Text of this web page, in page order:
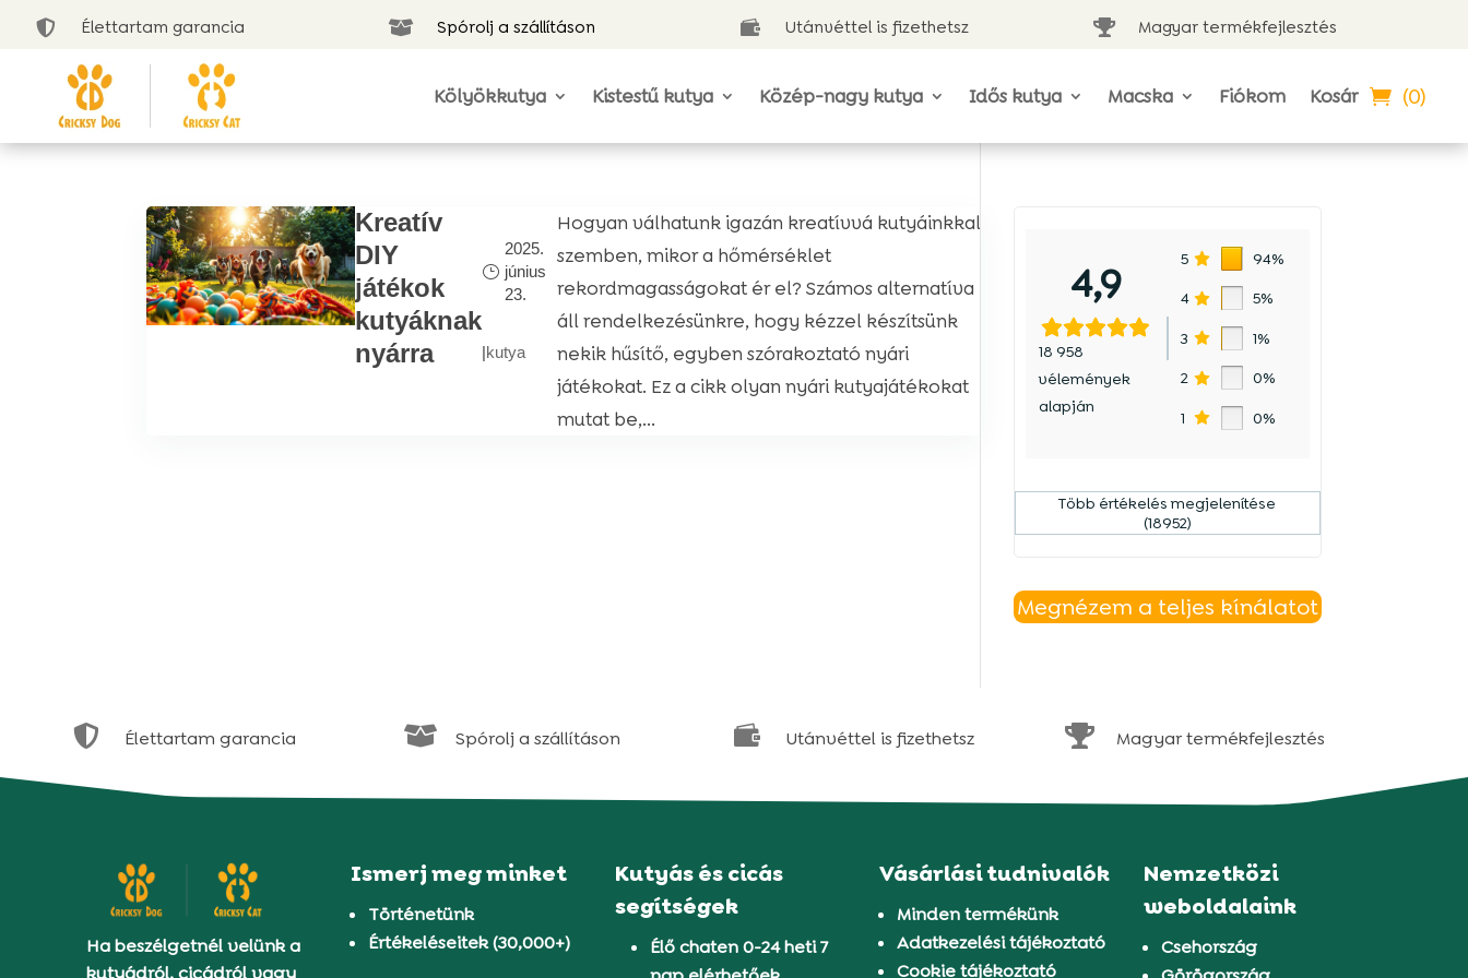
 Élettartam garancia  Spórolj a szállításon  Utánvéttel is fizethetsz  Magyar termékfejlesztés
Kölyökkutya Kistestű kutya Közép-nagy kutya Idős kutya Macska Fiókom Kosár (0)
Kreatív
DIY
játékok
kutyáknak
nyárra
2025.
június
23.
|kutya
Hogyan válhatunk igazán kreatívvá kutyáinkkal
szemben, mikor a hőmérséklet
rekordmagasságokat ér el? Számos alternatíva
áll rendelkezésünkre, hogy kézzel készítsünk
nekik hűsítő, egyben szórakoztató nyári
játékokat. Ez a cikk olyan nyári kutyajátékokat
mutat be,...
4,9
18 958
vélemények
alapján
5 94%
4 5%
3 1%
2 0%
1 0%
Több értékelés megjelenítése
(18952)
Megnézem a teljes kínálatot
 Élettartam garancia  Spórolj a szállításon  Utánvéttel is fizethetsz  Magyar termékfejlesztés
Ha beszélgetnél velünk a
kutyádról, cicádról vagy
Ismerj meg minket
Történetünk
Értékeléseitek (30,000+)
Kutyás és cicás
segítségek
Élő chaten 0-24 heti 7
Vásárlási tudnivalók
Minden termékünk
Adatkezelési tájékoztató
Cookie tájékoztató
Nemzetközi
weboldalaink
Csehország